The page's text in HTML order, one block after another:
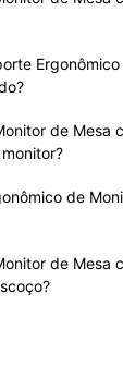
de Mesa
de
de Mesa